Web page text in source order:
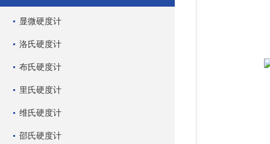
显微硬度计
洛氏硬度计
布氏硬度计
里氏硬度计
维氏硬度计
邵氏硬度计